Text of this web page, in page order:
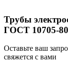
Трубы
ГОСТ 10705-
Оставьте ваш
свяжется с вами